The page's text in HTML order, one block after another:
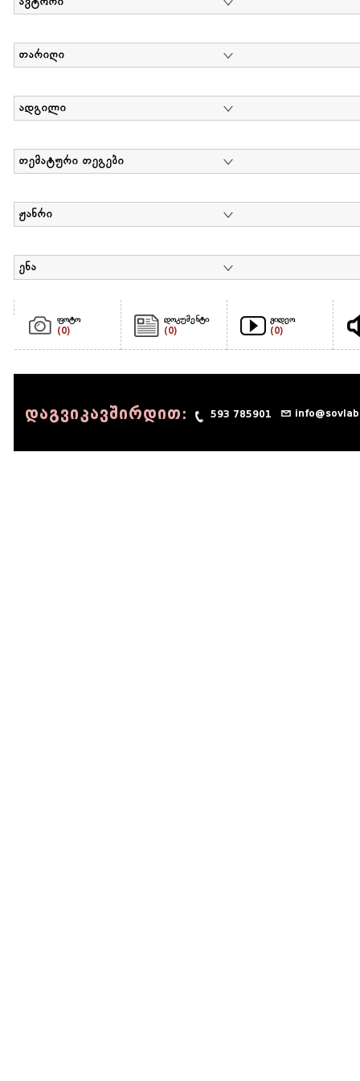
თარიღი
ადგილი
თემატური თეგები
ჟანრი
ენა
ფოტო
(0)
დოკუმენტი
(0)
ვიდეო
(0)
დაგვიკავშირდით: 593 785901